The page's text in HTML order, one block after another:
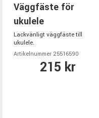
Väggfäste för
ukulele
Lackvänligt väggfäste till
ukulele.
Artikelnummer 25516590
215 kr